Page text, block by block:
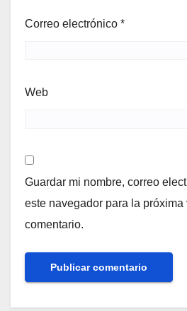
Correo electrónico *
Web
Guardar mi nombre, correo
este navegador para la próxima
comentario.